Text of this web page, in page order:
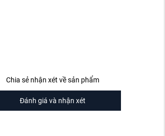
Chia sẻ nhận xét về sản phẩm
Đánh giá và nhận xét